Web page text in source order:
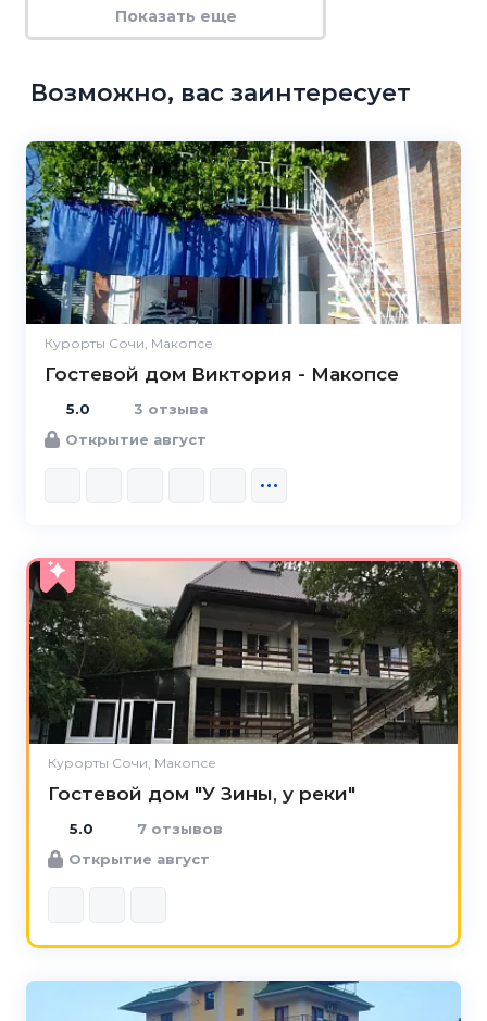
Показать еще
Возможно, вас заинтересует
Курорты Сочи, Макопсе
Гостевой дом Виктория - Макопсе
5.0
5.0
3 отзыва
Открытие август
Курорты Сочи, Макопсе
Гостевой дом "У Зины, у реки"
5.0
5.0
7 отзывов
Открытие август